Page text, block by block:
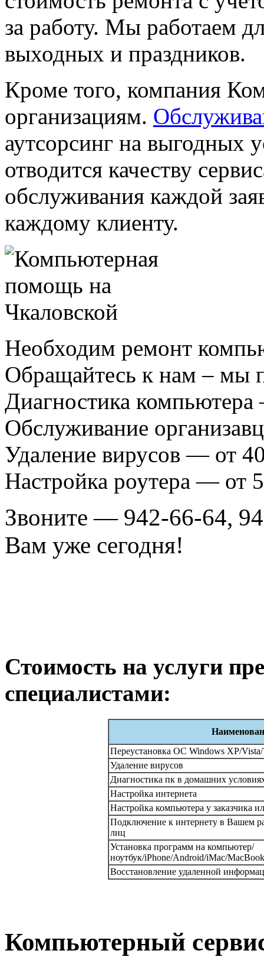
за работу. Мы работаем
выходных и праздников.
Кроме того, компания
организациям.
аутсорсинг на выгодных
отводится качеству
обслуживания каждой
каждому клиенту.
Необходим ремонт
Обращайтесь к нам – мы
Диагностика
Обслуживание
Удаление вирусов — от
Настройка роутера — от
Звоните — 942-66-64,
Вам уже сегодня!
Стоимость на услуги
специалистами:
Переустановка ОС Windows XP/Vista/
Удаление вирусов
Диагностика пк в домашних
Настройка интернета
Настройка компьютера у заказчика
Подключение к интернету в Вашем
лиц
Установка программ на компьютер/
ноутбук/iPhone/Android/iMac/
Восстановление удаленной
Компьютерный